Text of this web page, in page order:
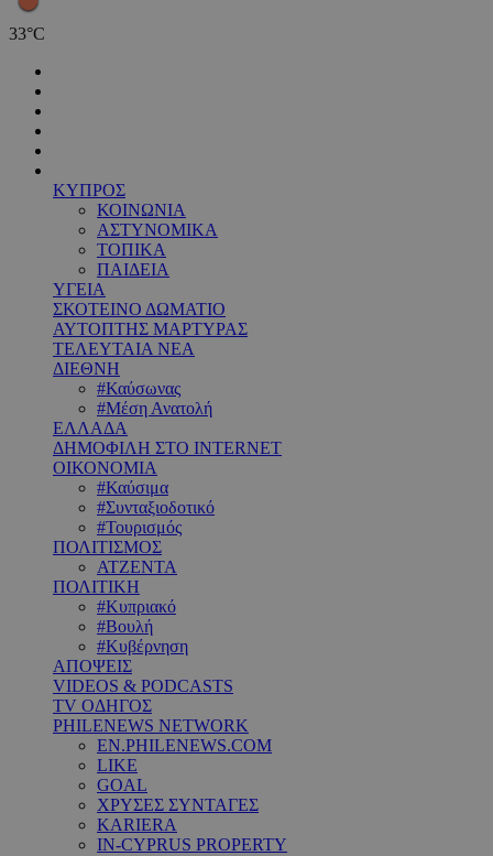
33°C
ΚΥΠΡΟΣ
ΚΟΙΝΩΝΙΑ
ΑΣΤΥΝΟΜΙΚΑ
ΤΟΠΙΚΑ
ΠΑΙΔΕΙΑ
ΥΓΕΙΑ
ΣΚΟΤΕΙΝΟ ΔΩΜΑΤΙΟ
ΑΥΤΟΠΤΗΣ ΜΑΡΤΥΡΑΣ
ΤΕΛΕΥΤΑΙΑ ΝΕΑ
ΔΙΕΘΝΗ
#Καύσωνας
#Μέση Ανατολή
ΕΛΛΑΔΑ
ΔΗΜΟΦΙΛΗ ΣΤΟ INTERNET
ΟΙΚΟΝΟΜΙΑ
#Καύσιμα
#Συνταξιοδοτικό
#Τουρισμός
ΠΟΛΙΤΙΣΜΟΣ
ΑΤΖΕΝΤΑ
ΠΟΛΙΤΙΚΗ
#Κυπριακό
#Βουλή
#Κυβέρνηση
ΑΠΟΨΕΙΣ
VIDEOS & PODCASTS
TV ΟΔΗΓΟΣ
PHILENEWS NETWORK
EN.PHILENEWS.COM
LIKE
GOAL
ΧΡΥΣΕΣ ΣΥΝΤΑΓΕΣ
KARIERA
IN-CYPRUS PROPERTY